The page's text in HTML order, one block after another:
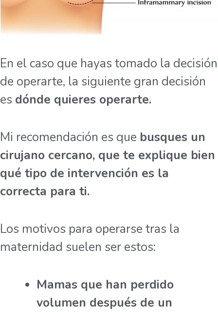
En el caso que hayas tomado la decisión
de operarte, la siguiente gran decisión
es dónde quieres operarte.
Mi recomendación es que busques un
cirujano cercano, que te explique bien
qué tipo de intervención es la
correcta para ti.
Los motivos para operarse tras la
maternidad suelen ser estos:
Mamas que han perdido
volumen después de un